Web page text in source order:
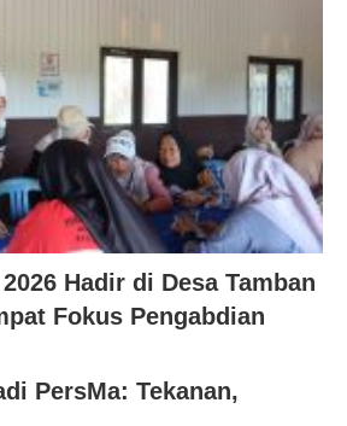
Hadir di Desa Tamban
Fokus Pengabdian
PersMa: Tekanan,